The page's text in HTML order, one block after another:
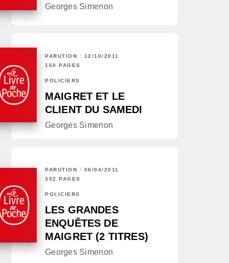
Georges Simenon
PARUTION : 12/10/2011
160 PAGES
POLICIERS
MAIGRET ET LE
CLIENT DU SAMEDI
Georges Simenon
PARUTION : 06/04/2011
352 PAGES
POLICIERS
LES GRANDES
ENQUÊTES DE
MAIGRET (2 TITRES)
Georges Simenon